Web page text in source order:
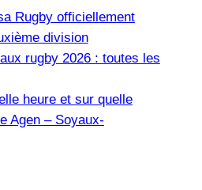
Rugby officiellement
division
rugby 2026 : toutes les
heure et sur quelle
Agen – Soyaux-